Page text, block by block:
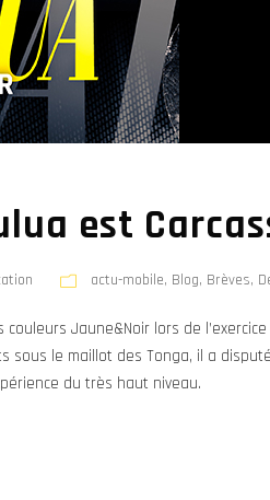
est
actu-mobile, Blog, Brèves,
Jaune&Noir lors de
sous le maillot des Tonga, il a
du très haut niveau.